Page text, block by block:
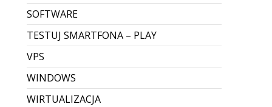
SOFTWARE
TESTUJ SMARTFONA – PLAY
VPS
WINDOWS
WIRTUALIZACJA